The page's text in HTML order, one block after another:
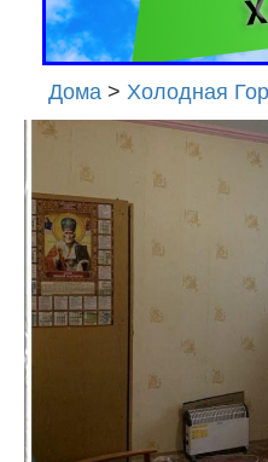
Дома > Холодная
Агенство
недвижимости
"Аверс"